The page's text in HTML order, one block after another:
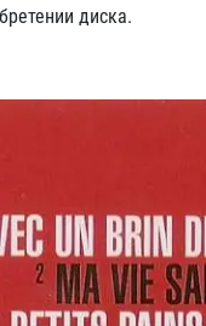
диска.